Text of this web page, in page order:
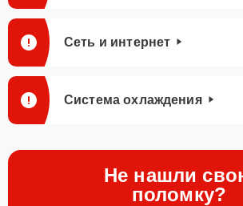
Сеть и интернет
Система охлаждения
Не нашли
поломку?